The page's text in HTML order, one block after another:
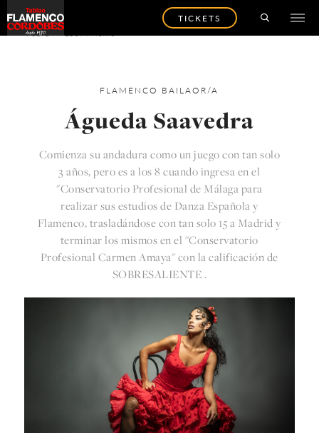
TICKETS
VOLVER A LOS ARTISTAS
FLAMENCO BAILAOR/A
Águeda Saavedra
Comienza su andadura como un juego con tan solo
3 años, pero es a los 8 cuando ingresa en el
"Conservatorio Profesional de Málaga para
realizar sus estudios de Danza Española y
Flamenco, trasladándose con tan solo 15 a Madrid y
terminar los mismos en el "Conservatorio
Profesional Carmen Amaya" con la calificación de
SOBRESALIENTE .